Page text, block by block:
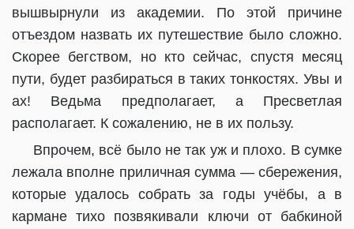
вышвырнули из академии. По этой причине
отъездом назвать их путешествие было сложно.
Скорее бегством, но кто сейчас, спустя месяц
пути, будет разбираться в таких тонкостях. Увы и
ах! Ведьма предполагает, а Пресветлая
располагает. К сожалению, не в их пользу.
Впрочем, всё было не так уж и плохо. В сумке
лежала вполне приличная сумма — сбережения,
которые удалось собрать за годы учёбы, а в
кармане тихо позвякивали ключи от бабкиной